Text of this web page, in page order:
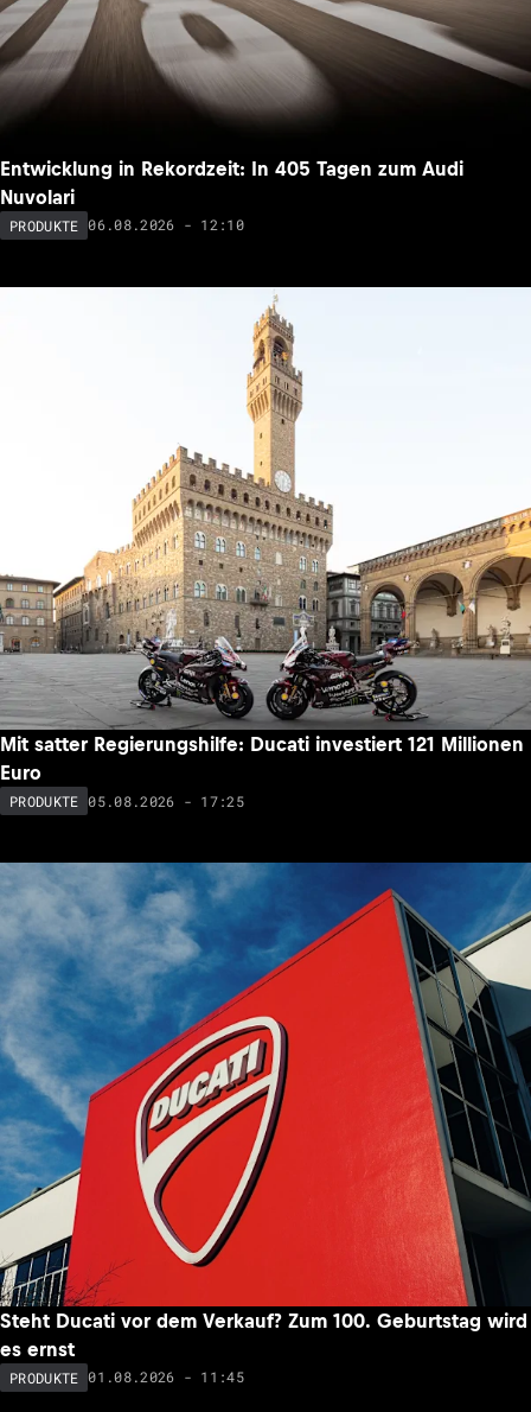
Entwicklung in Rekordzeit: In 405 Tagen zum Audi
Nuvolari
PRODUKTE 06.08.2026 - 12:10
Mit satter Regierungshilfe: Ducati investiert 121 Millionen
Euro
PRODUKTE 05.08.2026 - 17:25
Steht Ducati vor dem Verkauf? Zum 100. Geburtstag wird
es ernst
PRODUKTE 01.08.2026 - 11:45